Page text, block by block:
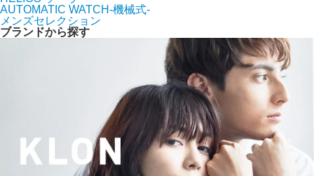
AUTOMATIC WATCH-機械式-
メンズセレクション
ブランドから探す